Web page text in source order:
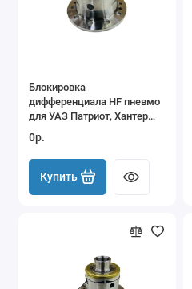
Блокировка
дифференциала HF пневмо
для УАЗ Патриот, Хантер
0р.
Купить